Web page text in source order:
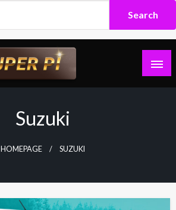
Suzuki
HOMEPAGE SUZUKI